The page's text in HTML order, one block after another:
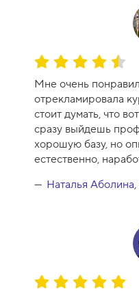
О
ц
е
н
к
а
к
у
р
Мне очень
отрекламировала
стоит думать, что
сразу выйдешь
хорошую базу, но
естественно,
Наталья Аболина,
О